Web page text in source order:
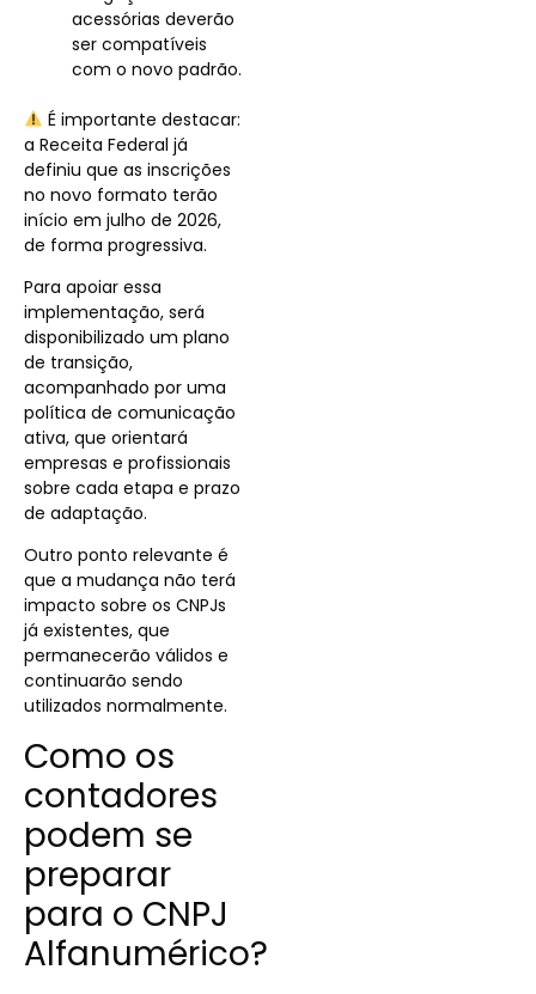
acessórias deverão
ser compatíveis
com o novo padrão.
É importante destacar:
a Receita Federal já
definiu que as inscrições
no novo formato terão
início em julho de 2026,
de forma progressiva.
Para apoiar essa
implementação, será
disponibilizado um plano
de transição,
acompanhado por uma
política de comunicação
ativa, que orientará
empresas e profissionais
sobre cada etapa e prazo
de adaptação.
Outro ponto relevante é
que a mudança não terá
impacto sobre os CNPJs
já existentes, que
permanecerão válidos e
continuarão sendo
utilizados normalmente.
Como os
contadores
podem se
preparar
para o CNPJ
Alfanumérico?